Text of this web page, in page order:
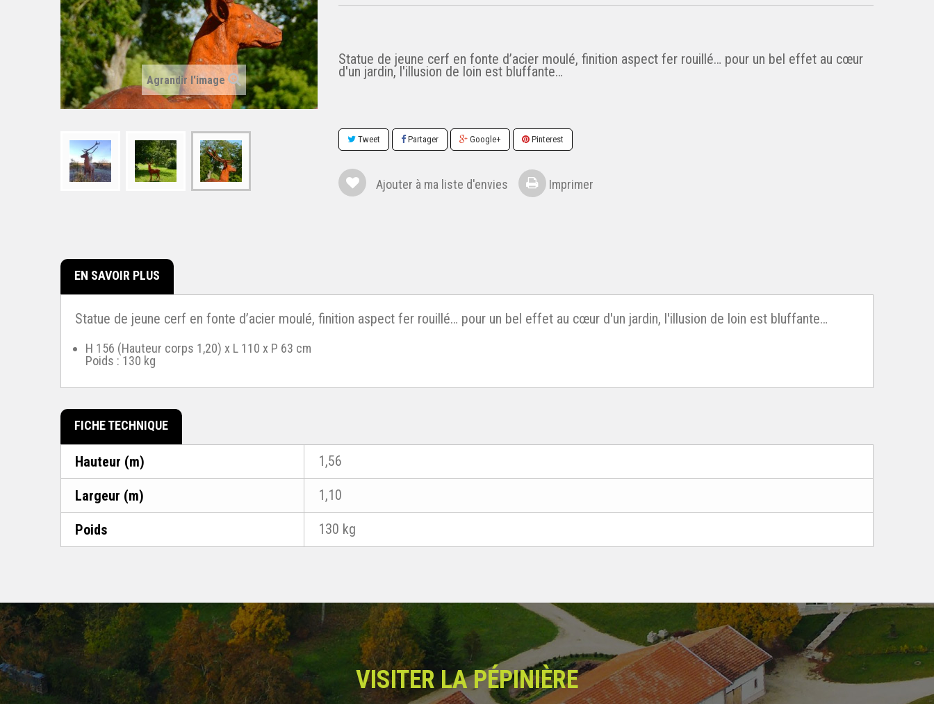
Agrandir l'image
Statue de jeune cerf en fonte d’acier moulé, finition aspect fer rouillé… pour un bel effet au cœur
d'un jardin, l'illusion de loin est bluffante…
Tweet Partager Google+ Pinterest
Ajouter à ma liste d'envies Imprimer
EN SAVOIR PLUS
Statue de jeune cerf en fonte d’acier moulé, finition aspect fer rouillé… pour un bel effet au cœur d'un jardin, l'illusion de loin est bluffante…
H 156 (Hauteur corps 1,20) x L 110 x P 63 cm
Poids : 130 kg
FICHE TECHNIQUE
Hauteur (m) 1,56
Largeur (m) 1,10
Poids 130 kg
VISITER LA PÉPINIÈRE